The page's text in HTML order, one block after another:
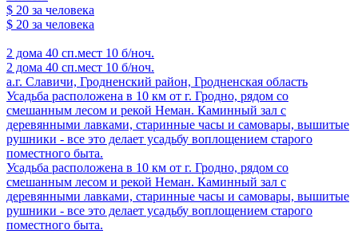
$ 20 за человека
$ 20 за человека
2 дома 40 сп.мест 10 б/ноч.
2 дома 40 сп.мест 10 б/ноч.
а.г. Славичи, Гродненский район, Гродненская область
Усадьба расположена в 10 км от г. Гродно, рядом со
смешанным лесом и рекой Неман. Каминный зал с
деревянными лавками, старинные часы и самовары, вышитые
рушники - все это делает усадьбу воплощением старого
поместного быта.
Усадьба расположена в 10 км от г. Гродно, рядом со
смешанным лесом и рекой Неман. Каминный зал с
деревянными лавками, старинные часы и самовары, вышитые
рушники - все это делает усадьбу воплощением старого
поместного быта.